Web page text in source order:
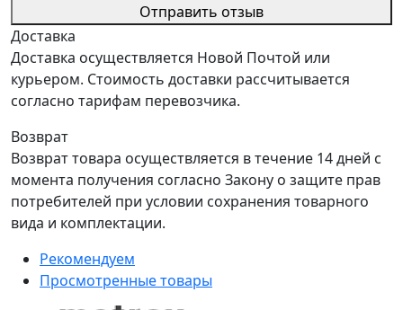
Отправить отзыв
Доставка
Доставка осуществляется Новой Почтой или
курьером. Стоимость доставки рассчитывается
согласно тарифам перевозчика.
Возврат
Возврат товара осуществляется в течение 14 дней с
момента получения согласно Закону о защите прав
потребителей при условии сохранения товарного
вида и комплектации.
Рекомендуем
Просмотренные товары